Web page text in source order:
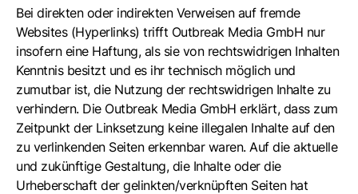
Bei direkten oder indirekten Verweisen auf fremde
Websites (Hyperlinks) trifft Outbreak Media GmbH nur
insofern eine Haftung, als sie von rechtswidrigen Inhalten
Kenntnis besitzt und es ihr technisch möglich und
zumutbar ist, die Nutzung der rechtswidrigen Inhalte zu
verhindern. Die Outbreak Media GmbH erklärt, dass zum
Zeitpunkt der Linksetzung keine illegalen Inhalte auf den
zu verlinkenden Seiten erkennbar waren. Auf die aktuelle
und zukünftige Gestaltung, die Inhalte oder die
Urheberschaft der gelinkten/verknüpften Seiten hat